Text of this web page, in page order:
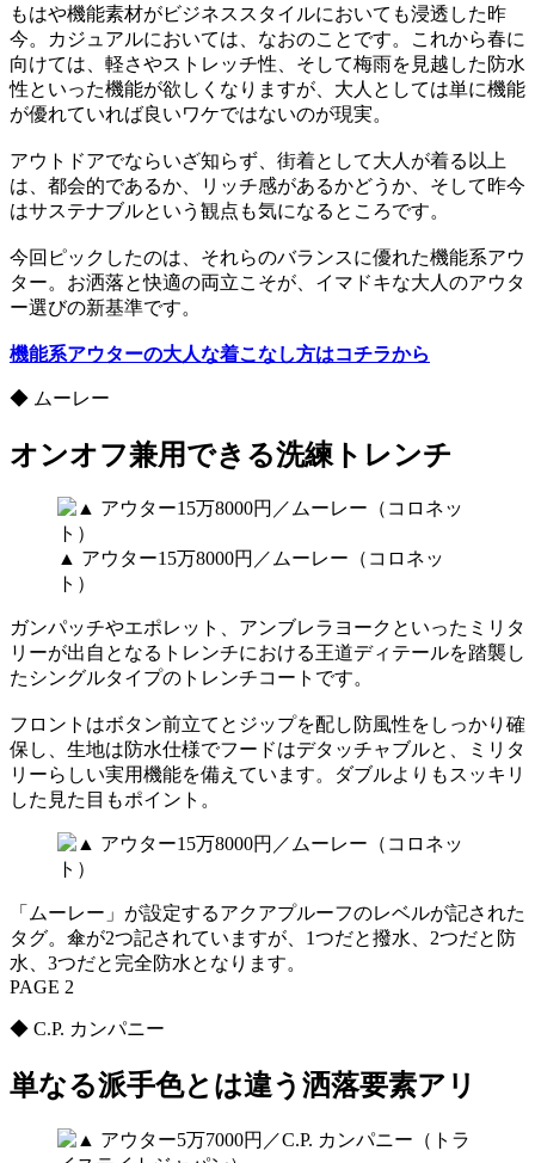
もはや機能素材がビジネススタイルにおいても浸透した昨
今。カジュアルにおいては、なおのことです。これから春に
向けては、軽さやストレッチ性、そして梅雨を見越した防水
性といった機能が欲しくなりますが、大人としては単に機能
が優れていれば良いワケではないのが現実。
アウトドアでならいざ知らず、街着として大人が着る以上
は、都会的であるか、リッチ感があるかどうか、そして昨今
はサステナブルという観点も気になるところです。
今回ピックしたのは、それらのバランスに優れた機能系アウ
ター。お洒落と快適の両立こそが、イマドキな大人のアウタ
ー選びの新基準です。
機能系アウターの大人な着こなし方はコチラから
◆ ムーレー
オンオフ兼用できる洗練トレンチ
▲ アウター15万8000円／ムーレー（コロネッ
ト）
ガンパッチやエポレット、アンブレラヨークといったミリタ
リーが出自となるトレンチにおける王道ディテールを踏襲し
たシングルタイプのトレンチコートです。
フロントはボタン前立てとジップを配し防風性をしっかり確
保し、生地は防水仕様でフードはデタッチャブルと、ミリタ
リーらしい実用機能を備えています。ダブルよりもスッキリ
した見た目もポイント。
「ムーレー」が設定するアクアプルーフのレベルが記された
タグ。傘が2つ記されていますが、1つだと撥水、2つだと防
水、3つだと完全防水となります。
PAGE 2
◆ C.P. カンパニー
単なる派手色とは違う洒落要素アリ